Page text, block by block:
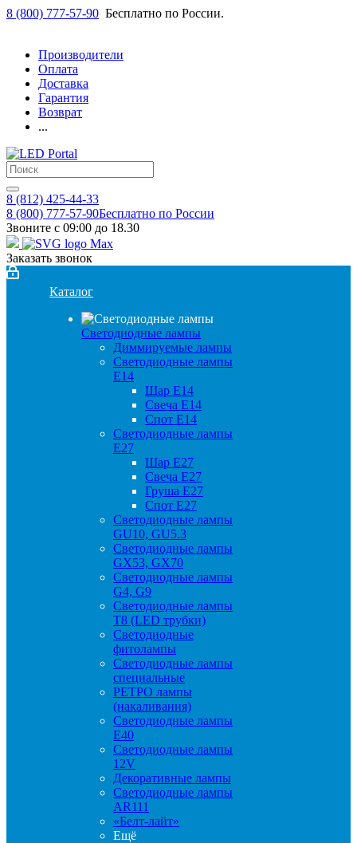
8 (800) 777-57-90 Бесплатно по России.
Производители
Оплата
Доставка
Гарантия
Возврат
...
8 (812) 425-44-33
8 (800) 777-57-90Бесплатно по России
Звоните с 09:00 до 18.30
Заказать звонок
Каталог
Светодиодные лампы
Диммируемые лампы
Светодиодные лампы
Е14
Шар Е14
Свеча Е14
Спот Е14
Светодиодные лампы
Е27
Шар Е27
Свеча Е27
Груша Е27
Спот Е27
Светодиодные лампы
GU10, GU5.3
Светодиодные лампы
GX53, GX70
Светодиодные лампы
G4, G9
Светодиодные лампы
Т8 (LED трубки)
Светодиодные
фитолампы
Светодиодные лампы
специальные
РЕТРО лампы
(накаливания)
Светодиодные лампы
E40
Светодиодные лампы
12V
Декоративные лампы
Светодиодные лампы
AR111
«Белт-лайт»
Ещё